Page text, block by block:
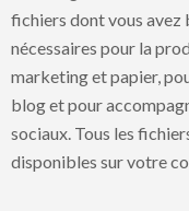
fichiers dont vous
nécessaires pour la
marketing et papier,
blog et pour
sociaux. Tous les
disponibles sur votre